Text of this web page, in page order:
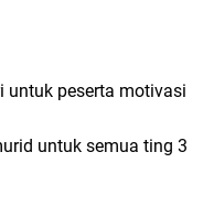
untuk peserta motivasi
untuk semua ting 3